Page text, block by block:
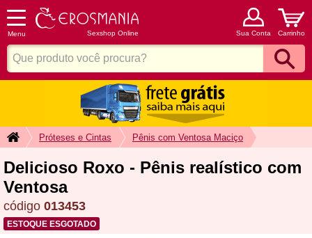
Menu Sexshop Online Sua Conta Carrinho
Próteses e Cintas Pênis com Ventosa Maciço
Delicioso Roxo - Pênis realístico com
Ventosa
código 013453
ESTOQUE ESGOTADO